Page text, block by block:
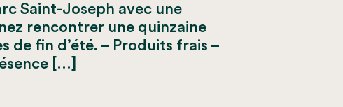
Saint-Joseph avec une
rencontrer une quinzaine
de fin d’été. – Produits frais –
[…]